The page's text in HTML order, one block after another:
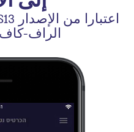
الراف-كاف